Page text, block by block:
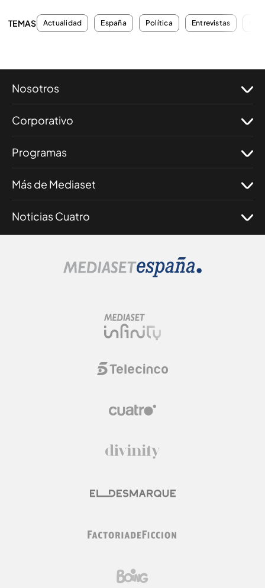
TEMAS Actualidad España Política Entrevistas
Nosotros
Corporativo
Programas
Más de Mediaset
Noticias Cuatro